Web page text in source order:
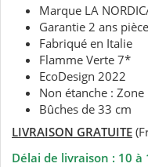
Marque LA
Garantie 2 ans
Fabriqué en Italie
Flamme Verte 7*
EcoDesign 2022
Non étanche : Zone
Bûches de 33 cm
LIVRAISON GRATUITE
Délai de livraison : 10 à